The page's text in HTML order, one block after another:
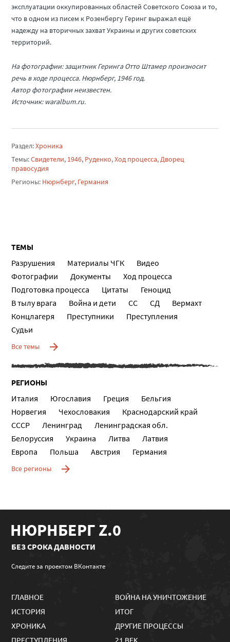
эксплуатации оккупированных областей Советского Союза и то,
что в одном из писем к Розенбергу Геринг выражал ещё
надежду на вторичных захват Украины и других советских
территорий.
На фотографии: защитник Геринга Отто Штамер произносит
речь в ходе процесса. Нюрнберг, 1946 год.
Автор фотографии неизвестен.
Источник: waralbum.ru.
Раздел:Хроника
Темы:Свидетели, 1946, Руденко,Ход процесса,Дворец
правосудия
Регионы: Нюрнберг, Германия
ТЕМЫ
Разрушения Материалы ЧГК
Видео
Фотографии
Документы
Ход процесса
Подготовка процесса
Цитаты
Геноцид
В тылу врага
Война и дети СС СД
Вермахт
Концлагеря
Преступники
Преступления
Судьи
Все темы
РЕГИОНЫ
Италия Югославия Греция
Бельгия
Норвегия
Чехословакия
Краснодарский край
СССР
Ленинград
Ленинградская обл.
Белоруссия
Украина Литва
Латвия
Европа
Польша Австрия Германия
Все регионы
НЮРНБЕРГ Z.0
БЕЗ СРОКА ДАВНОСТИ
Следите за проектом ВКонтакте
ГЛАВНОЕ
ИСТОРИЯ
ХРОНИКА
ПРЕСТУПЛЕНИЯ
ВОЙНА НА УНИЧТОЖЕНИЕ
ИТОГ
ДРУГИЕ ПРОЦЕССЫ
21 ВЕК